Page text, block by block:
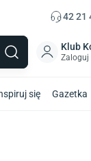
42 21
Klub
Zaloguj
się Gazetka